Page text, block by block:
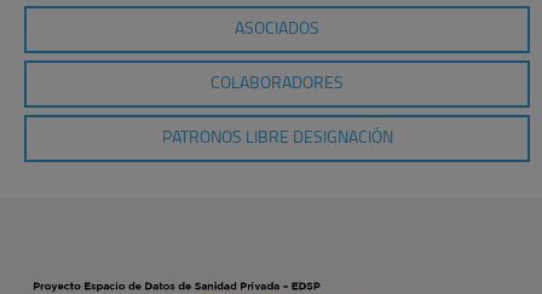
ASOCIADOS
COLABORADORES
PATRONOS LIBRE DESIGNACIÓN